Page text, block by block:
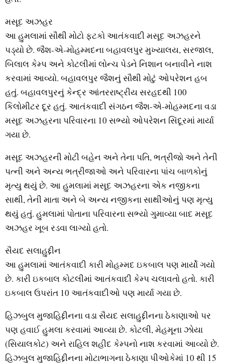
મસૂદ અઝહર
આ હુમલામાં સૌથી મોટો ફટકો આતંકવાદી મસૂદ અઝહરને
પડ્યો છે. જૈશ-એ-મોહમ્મદના બહાવલપુર મુખ્યાલય, સરજાલ,
બિલાલ કેમ્પ અને કોટલીમાં લોન્ચ પેડને નિશાન બનાવીને નાશ
કરવામાં આવ્યો. બહાવલપુર જૈશનું સૌથી મોટું ઓપરેશન હબ
હતું. બહાવલપુરનું કેન્દ્ર આંતરરાષ્ટ્રીય સરહદથી 100
કિલોમીટર દૂર હતું. આતંકવાદી સંગઠન જૈશ-એ-મોહમ્મદના વડા
મસૂદ અઝહરના પરિવારના 10 સભ્યો ઓપરેશન સિંદૂરમાં માર્યા
ગયા છે.
મસૂદ અઝહરની મોટી બહેન અને તેના પતિ, ભત્રીજો અને તેની
પત્ની અને અન્ય ભત્રીજાઓ અને પરિવારના પાંચ બાળકોનું
મૃત્યુ થયું છે. આ હુમલામાં મસૂદ અઝહરના એક નજીકના
સાથી, તેની માતા અને બે અન્ય નજીકના સાથીઓનું પણ મૃત્યુ
થયું હતું. હુમલામાં પોતાના પરિવારના સભ્યો ગુમાવ્યા બાદ મસૂદ
અઝહર ખૂબ રડવા લાગ્યો હતો.
સૈયદ સલાહુદ્દીન
આ હુમલામાં આતંકવાદી કારી મોહમ્મદ ઇકબાલ પણ માર્યો ગયો
છે. કારી ઇકબાલ કોટલીમાં આતંકવાદી કેમ્પ ચલાવતો હતો. કારી
ઇકબાલ ઉપરાંત 10 આતંકવાદીઓ પણ માર્યા ગયા છે.
હિઝબુલ મુજાહિદ્દીનના વડા સૈયદ સલાહુદ્દીનના ઠેકાણાઓ પર
પણ હવાઈ હુમલા કરવામાં આવ્યા છે. કોટલી, મેહમૂના ઝોયા
(સિયાલકોટ) અને રાહિલ શહીદ કેમ્પનો નાશ કરવામાં આવ્યો છે.
હિઝબુલ મુજાહિદ્દીનના મોટાભાગના ઠેકાણા પીઓકેમાં 10 થી 15